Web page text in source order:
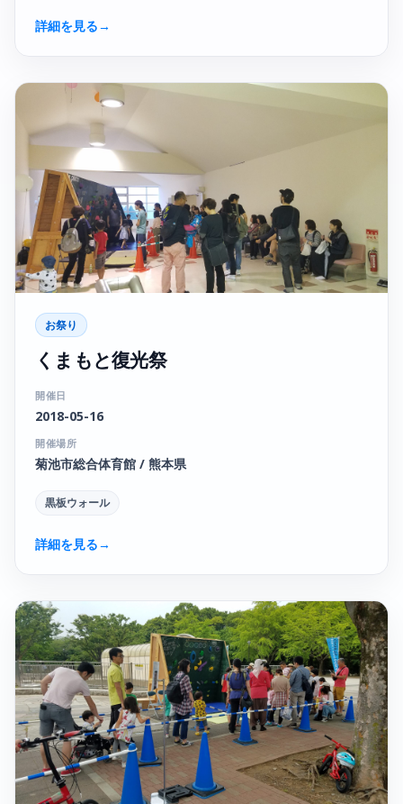
詳細を見る→
お祭り
くまもと復光祭
開催日
2018-05-16
開催場所
菊池市総合体育館 / 熊本県
黒板ウォール
詳細を見る→